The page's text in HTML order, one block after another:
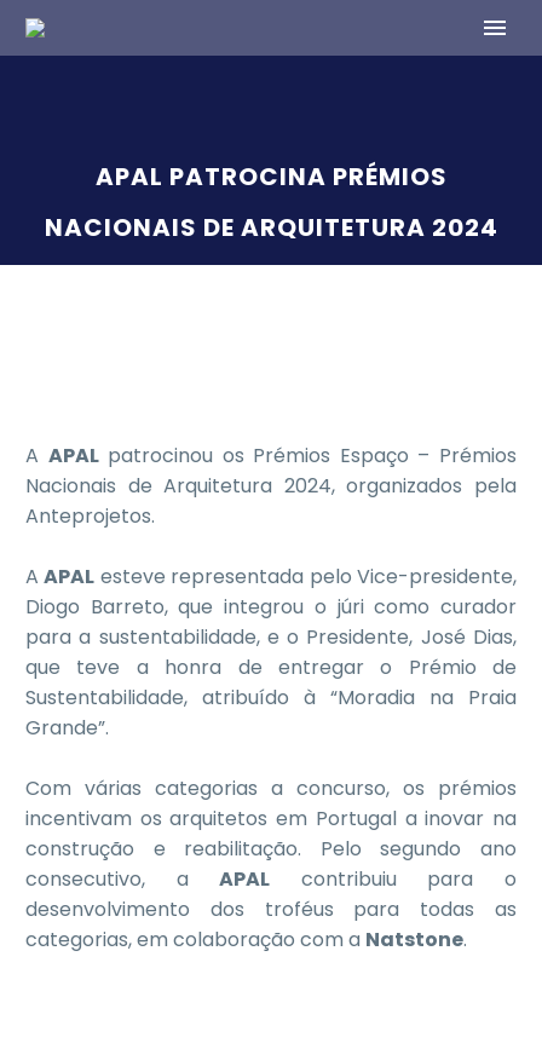
APAL PATROCINA PRÉMIOS
NACIONAIS DE ARQUITETURA 2024
A APALpatrocinou os Prémios Espaço – Prémios
Nacionais de Arquitetura 2024, organizados pela
Anteprojetos.
AAPAL esteve representada pelo Vice-presidente,
Diogo Barreto, que integrou o júri como curador
para a sustentabilidade, e o Presidente, José Dias,
que teve a honra de entregar o Prémio de
Sustentabilidade, atribuído à “Moradia na Praia
Grande”.
Com várias categorias a concurso, os prémios
incentivam os arquitetos em Portugal a inovar na
construção e reabilitação. Pelo segundo ano
consecutivo, aAPAL contribuiu para o
desenvolvimento dos troféus para todas as
categorias, em colaboração com a Natstone.